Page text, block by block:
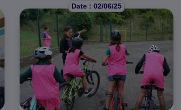
Date : 02/06/25